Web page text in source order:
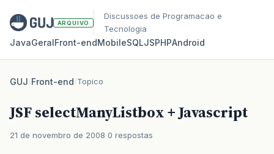
ARQUIVO
Discussoes de Programacao e
Tecnologia
JavaGeralFront‑endMobileSQLJSPHPAndroid
GUJ/Front-end/Topico
JSF selectManyListbox + Javascript
21 de novembro de 2008 0 respostas